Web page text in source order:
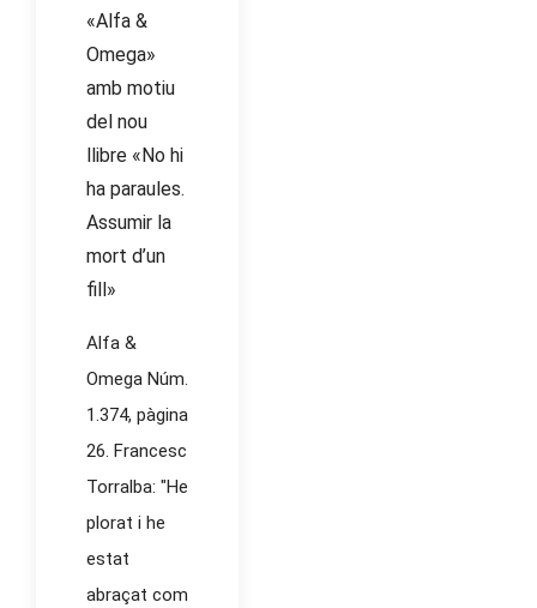
«Alfa &
Omega»
amb motiu
del nou
llibre «No hi
ha paraules.
Assumir la
mort d’un
fill»
Alfa &
Omega Núm.
1.374, pàgina
26. Francesc
Torralba: "He
plorat i he
estat
abraçat com